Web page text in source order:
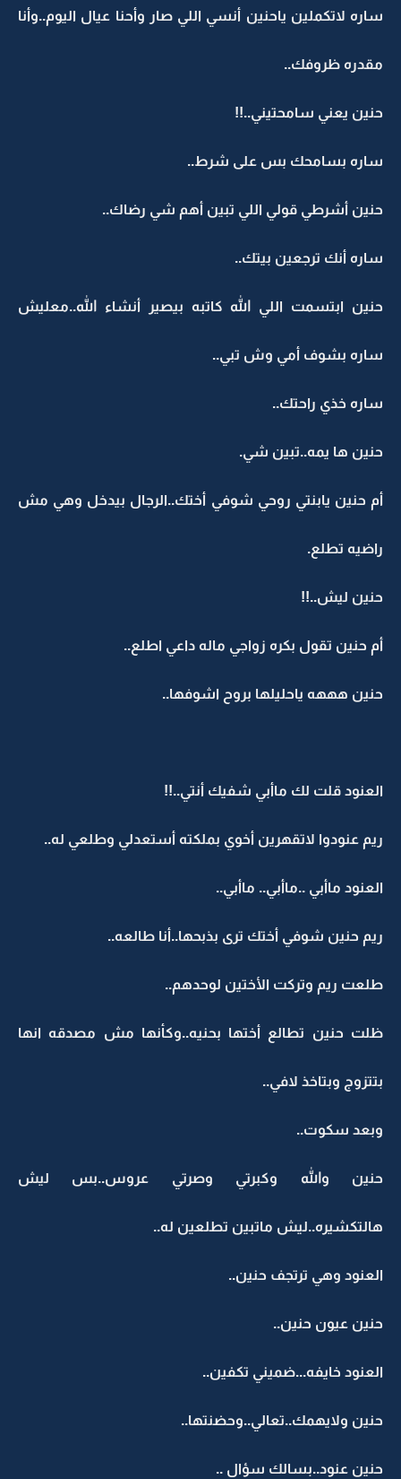
ساره لاتكملين ياحنين أنسي اللي صار وأحنا عيال اليوم..وأنا
مقدره ظروفك..
حنين يعني سامحتيني..!!
ساره بسامحك بس على شرط..
حنين أشرطي قولي اللي تبين أهم شي رضاك..
ساره أنك ترجعين بيتك..
حنين ابتسمت اللي الله كاتبه بيصير أنشاء الله..معليش
ساره بشوف أمي وش تبي..
ساره خذي راحتك..
حنين ها يمه..تبين شي.
أم حنين يابنتي روحي شوفي أختك..الرجال بيدخل وهي مش
راضيه تطلع.
حنين ليش..!!
أم حنين تقول بكره زواجي ماله داعي اطلع..
حنين هههه ياحليلها بروح اشوفها..
العنود قلت لك ماأبي شفيك أنتي..!!
ريم عنودوا لاتقهرين أخوي بملكته أستعدلي وطلعي له..
العنود ماأبي ..ماأبي.. ماأبي..
ريم حنين شوفي أختك ترى بذبحها..أنا طالعه..
طلعت ريم وتركت الأختين لوحدهم..
ظلت حنين تطالع أختها بحنيه..وكأنها مش مصدقه انها
بتتزوج وبتاخذ لافي..
وبعد سكوت..
حنين والله وكبرتي وصرتي عروس..بس ليش
هالتكشيره..ليش ماتبين تطلعين له..
العنود وهي ترتجف حنين..
حنين عيون حنين..
العنود خايفه...ضميني تكفين..
حنين ولايهمك..تعالي..وحضنتها..
حنين عنود..بسالك سؤال ..